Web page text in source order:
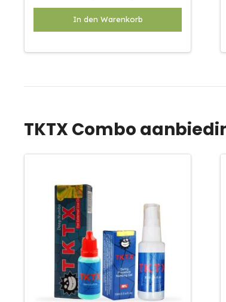
prijs
was:
prijs
In den Warenkorb
TKTX Combo